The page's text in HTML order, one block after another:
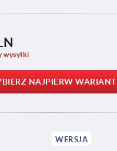
wysyłki
NAJPIERW WARIANT
WERSJA